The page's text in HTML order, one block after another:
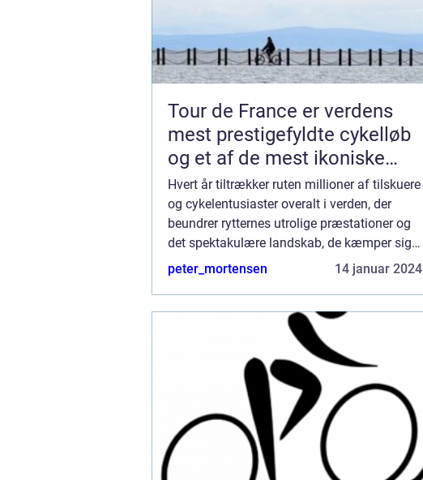
Tour de France er verdens
mest prestigefyldte cykelløb
og et af de mest ikoniske
sportsbegivenheder i verden
Hvert år tiltrækker ruten millioner af tilskuere
og cykelentusiaster overalt i verden, der
beundrer rytternes utrolige præstationer og
det spektakulære landskab, de kæmper sig
igennem. I denne artikel vil vi udforske Tour
peter_mortensen 14 januar 2024